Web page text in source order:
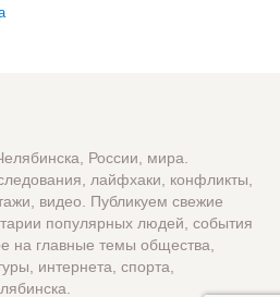
России, мира.
лайфхаки, конфликты,
видео. Публикуем свежие
популярных людей, события
на главные темы общества,
интернета, спорта,